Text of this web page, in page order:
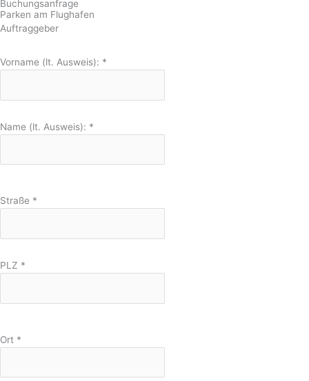
Buchungsanfrage
Parken am Flughafen
Auftraggeber
Vorname (lt. Ausweis): *
Name (lt. Ausweis): *
Straße *
PLZ *
Ort *